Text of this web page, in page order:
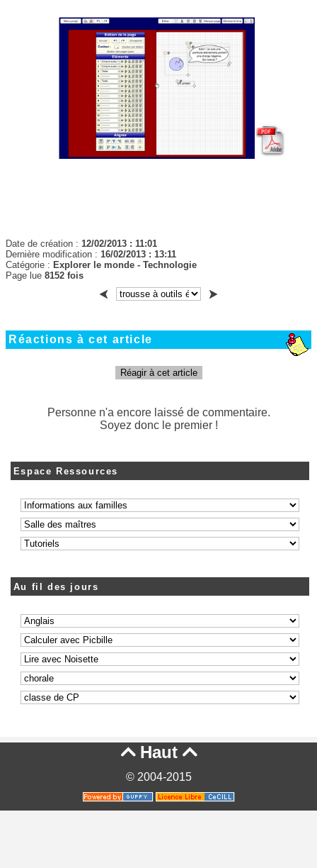
Date de création : 12/02/2013 : 11:01
Dernière modification : 16/02/2013 : 13:11
Catégorie : Explorer le monde - Technologie
Page lue 8152 fois
Réactions à cet article
Réagir à cet article
Personne n'a encore laissé de commentaire.
Soyez donc le premier !
Espace Ressources
Au fil des jours
Haut 
© 2004-2015